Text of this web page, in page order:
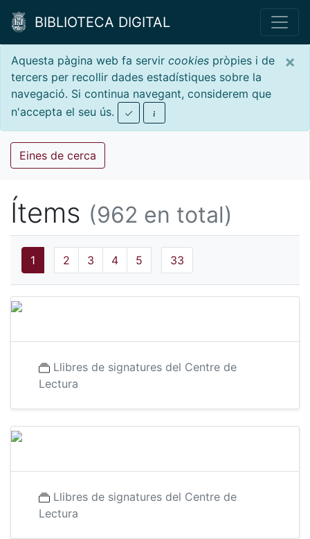
BIBLIOTECA DIGITAL
×
Aquesta pàgina web fa servir cookies pròpies i de
tercers per recollir dades estadístiques sobre la
navegació. Si continua navegant, considerem que
n'accepta el seu ús.
Eines de cerca
Ítems (962 en total)
1 2 3 4 5 33
Llibres de signatures del Centre de
Lectura
Llibres de signatures del Centre de
Lectura